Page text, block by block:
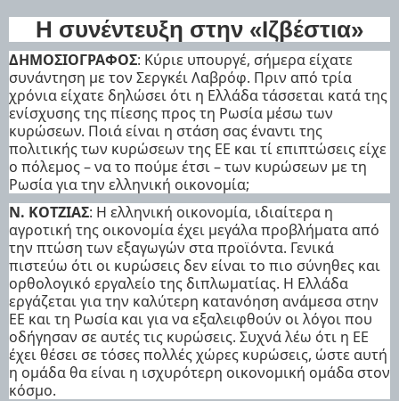
Η συνέντευξη στην «Ιζβέστια»
ΔΗΜΟΣΙΟΓΡΑΦΟΣ: Κύριε υπουργέ, σήμερα είχατε
συνάντηση με τον Σεργκέι Λαβρόφ. Πριν από τρία
χρόνια είχατε δηλώσει ότι η Ελλάδα τάσσεται κατά της
ενίσχυσης της πίεσης προς τη Ρωσία μέσω των
κυρώσεων. Ποιά είναι η στάση σας έναντι της
πολιτικής των κυρώσεων της ΕΕ και τί επιπτώσεις είχε
ο πόλεμος – να το πούμε έτσι – των κυρώσεων με τη
Ρωσία για την ελληνική οικονομία;
Ν. ΚΟΤΖΙΑΣ: Η ελληνική οικονομία, ιδιαίτερα η
αγροτική της οικονομία έχει μεγάλα προβλήματα από
την πτώση των εξαγωγών στα προϊόντα. Γενικά
πιστεύω ότι οι κυρώσεις δεν είναι το πιο σύνηθες και
ορθολογικό εργαλείο της διπλωματίας. Η Ελλάδα
εργάζεται για την καλύτερη κατανόηση ανάμεσα στην
ΕΕ και τη Ρωσία και για να εξαλειφθούν οι λόγοι που
οδήγησαν σε αυτές τις κυρώσεις. Συχνά λέω ότι η ΕΕ
έχει θέσει σε τόσες πολλές χώρες κυρώσεις, ώστε αυτή
η ομάδα θα είναι η ισχυρότερη οικονομική ομάδα στον
κόσμο.